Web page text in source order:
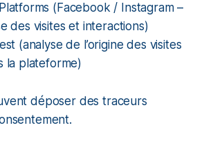
(Facebook / Instagram –
des visites et interactions)
(analyse de l’origine des visites
la plateforme)
déposer des traceurs